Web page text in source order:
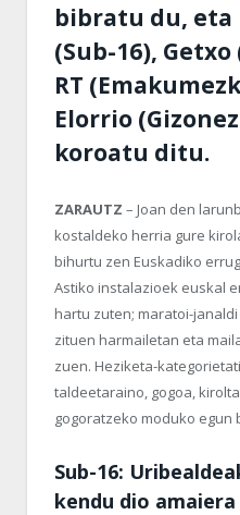
bibratu du, eta
(Sub-16),
RT
Elorrio
koroatu ditu.
ZARAUTZ – Joan den
kostaldeko herria gure
bihurtu zen Euskadiko
Astiko instalazioek euskal
hartu zuten; maratoi-
zituen harmailetan eta
zuen. Heziketa-
taldeetaraino, gogoa,
gogoratzeko moduko
Sub-16:
kendu dio